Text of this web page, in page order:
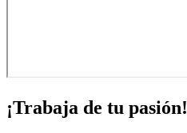
¡Trabaja de tu pasión!